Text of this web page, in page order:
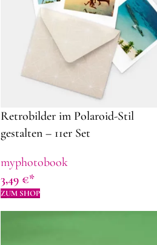
Retrobilder im Polaroid-Stil
gestalten – 11er Set
myphotobook
3,49 €
ZUM SHOP